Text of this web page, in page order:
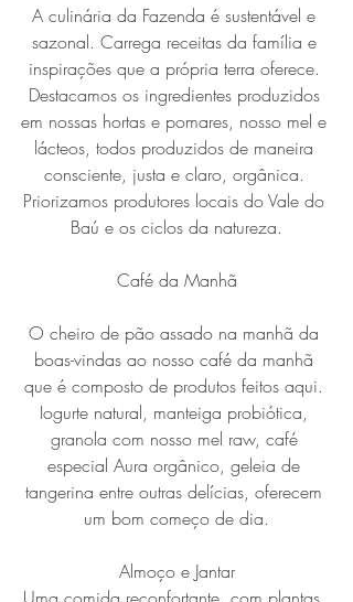
A culinária da Fazenda é sustentável e
sazonal. Carrega receitas da família e
inspirações que a própria terra oferece.
Destacamos os ingredientes produzidos
em nossas hortas e pomares, nosso mel e
lácteos, todos produzidos de maneira
consciente, justa e claro, orgânica.
Priorizamos produtores locais do Vale do
Baú e os ciclos da natureza.
Café da Manhã
O cheiro de pão assado na manhã da
boas-vindas ao nosso café da manhã
que é composto de produtos feitos aqui.
Iogurte natural, manteiga probiótica,
granola com nosso mel raw, café
especial Aura orgânico, geleia de
tangerina entre outras delícias, oferecem
um bom começo de dia.
Almoço e Jantar